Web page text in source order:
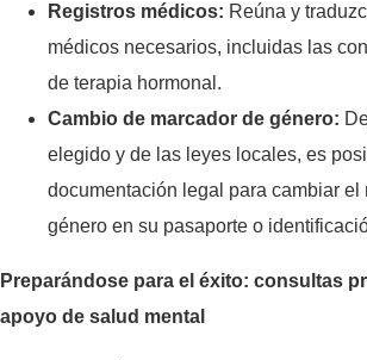
Registros médicos: Reúna y
médicos necesarios, incluidas las
de terapia hormonal.
Cambio de marcador de género:
elegido y de las leyes locales, es
documentación legal para cambiar el
género en su pasaporte o
Preparándose para el éxito: consultas
apoyo de salud mental